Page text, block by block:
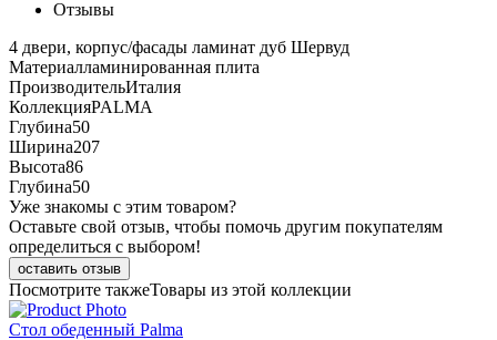
Отзывы
4 двери, корпус/фасады ламинат дуб Шервуд
Материалламинированная плита
ПроизводительИталия
КоллекцияPALMA
Глубина50
Ширина207
Высота86
Глубина50
Уже знакомы с этим товаром?
Оставьте свой отзыв, чтобы помочь другим покупателям
определиться с выбором!
оставить отзыв
Посмотрите такжеТовары из этой коллекции
Стол обеденный Palma